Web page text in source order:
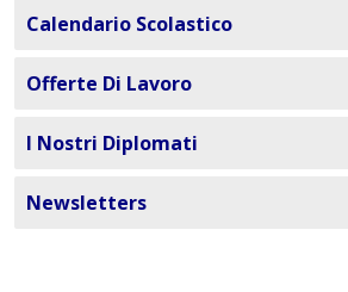
Calendario Scolastico
Offerte Di Lavoro
I Nostri Diplomati
Newsletters